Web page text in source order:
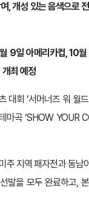
, 개성 있는 음색으로
9일 아메리카컵, 10
최 예정
대회 ‘서머너즈 워 월
마곡 ‘SHOW YOUR
주 지역 패자전과 동남
발을 모두 완료하고,